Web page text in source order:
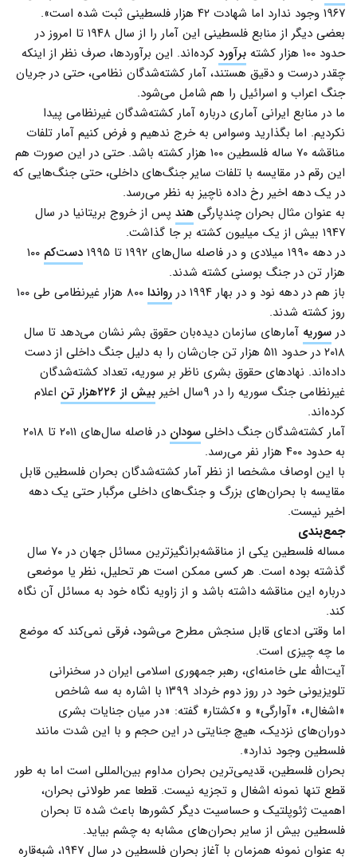
۱۹۶۷ وجود ندارد اما شهادت ۴۲ هزار فلسطینی ثبت شده است».
بعضی دیگر از منابع فلسطینی این آمار را از سال ۱۹۴۸ تا امروز در
حدود ۱۰۰ هزار کشته
برآورد کرده‌اند. این برآوردها، صرف نظر از اینکه
چقدر درست و دقیق هستند، آمار کشته‌شدگان نظامی، حتی در جریان
جنگ اعراب و اسرائیل را هم شامل می‌شود.
ما در منابع ایرانی آماری درباره آمار کشته‌شدگان غیرنظامی پیدا
نکردیم. اما بگذارید وسواس به خرج ندهیم و فرض کنیم آمار تلفات
مناقشه ۷۰ ساله فلسطین ۱۰۰ هزار کشته باشد. حتی در این صورت هم
این رقم در مقایسه با تلفات سایر جنگ‌های داخلی، حتی جنگ‌هایی که
در یک دهه اخیر رخ داده ناچیز به نظر می‌رسد.
به عنوان مثال بحران چندپارگی هند پس از خروج بریتانیا در سال
۱۹۴۷ بیش از یک میلیون کشته بر جا گذاشت.
در دهه ۱۹۹۰ میلادی و در فاصله سال‌های ۱۹۹۲ تا ۱۹۹۵
دست‌کم ۱۰۰
هزار تن در جنگ بوسنی کشته شدند.
باز هم در دهه نود و در بهار ۱۹۹۴ در
رواندا
۸۰۰ هزار غیرنظامی طی ۱۰۰
روز کشته شدند.
در سوریه آمارهای سازمان دیده‌بان حقوق بشر نشان می‌دهد تا سال
۲۰۱۸ در حدود ۵۱۱ هزار تن جان‌شان را به دلیل جنگ داخلی از دست
داده‌اند. نهاد‌های حقوق بشری ناظر بر سوریه، تعداد کشته‌شدگان
غیرنظامی جنگ سوریه را در ۹سال اخیر
بیش از ۲۲۶هزار تن
اعلام
کرده‌اند.
آمار کشته‌شدگان جنگ داخلی سودان
در فاصله سال‌های ۲۰۱۱ تا ۲۰۱۸
به حدود ۴۰۰ هزار نفر می‌رسد.
با این اوصاف مشخصا از نظر آمار کشته‌شدگان بحران فلسطین قابل
مقایسه با بحران‌های بزرگ و جنگ‌های داخلی مرگبار حتی یک دهه
اخیر نیست.
جمع‌بندی
مساله فلسطین یکی از مناقشه‌برانگیزترین مسائل جهان در ۷۰ سال
گذشته بوده است. هر کسی ممکن است هر تحلیل، نظر یا موضعی
درباره این مناقشه داشته باشد و از زاویه نگاه خود به مسائل آن نگاه
کند.
اما وقتی ادعای قابل سنجش مطرح می‌شود، فرقی نمی‌کند که موضع
ما چه چیزی است.
آیت‌الله علی خامنه‌ای، رهبر جمهوری اسلامی ایران در سخنرانی
تلویزیونی خود در روز دوم خرداد ۱۳۹۹ با اشاره به سه شاخص
«اشغال»، «آوارگی» و «کشتار» گفته: «در میان جنایات بشری
دوران‌های نزدیک، هیچ جنایتی در این حجم و با این شدت مانند
فلسطین وجود ندارد».
بحران فلسطین، قدیمی‌ترین بحران مداوم بین‌المللی است اما به طور
قطع تنها نمونه اشغال و تجزیه نیست. قطعا عمر طولانی بحران،
اهمیت ژئوپلتیک و حساسیت دیگر کشورها باعث شده تا بحران
فلسطین بیش از سایر بحران‌های مشابه به چشم بیاید.
به عنوان نمونه همزمان با آغاز بحران فلسطین در سال ۱۹۴۷، شبه‌قاره